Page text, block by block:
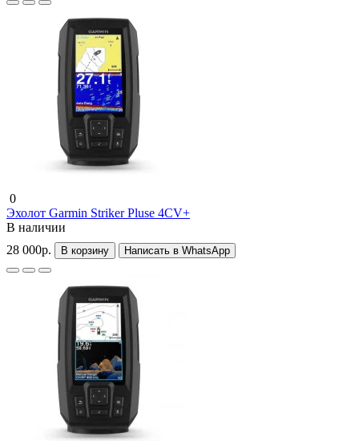
0
Эхолот Garmin Striker Pluse 4CV+
В наличии
28 000р.
В корзину Написать в WhatsApp